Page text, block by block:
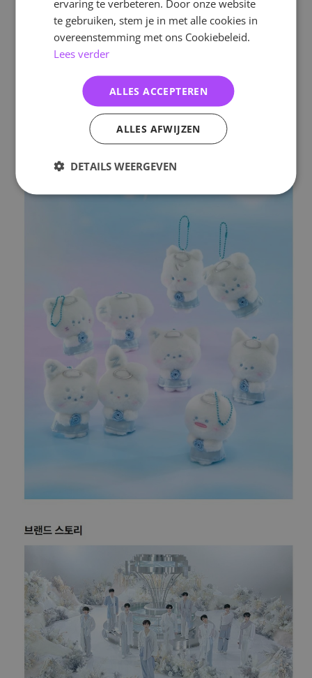
ervaring te verbeteren. Door onze website
te gebruiken, stem je in met alle cookies in
overeenstemming met ons Cookiebeleid.
Lees verder
ALLES ACCEPTEREN
ALLES AFWIJZEN
DETAILS WEERGEVEN